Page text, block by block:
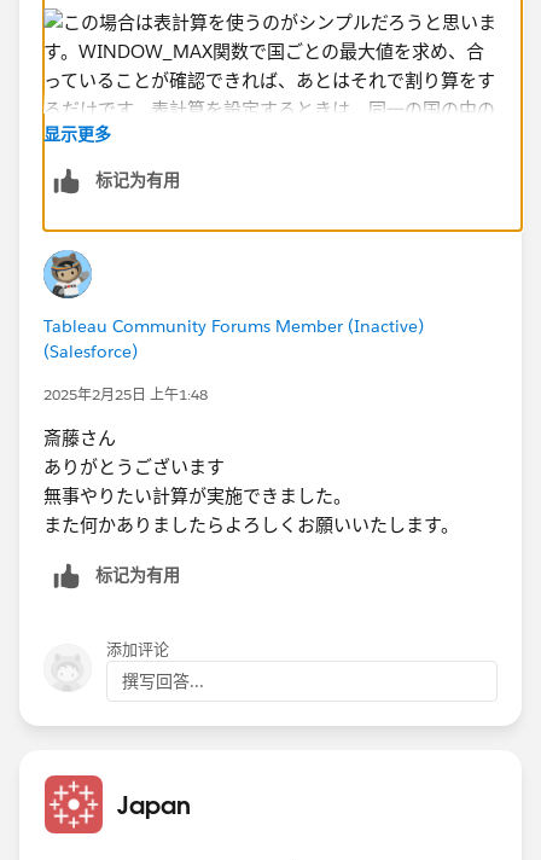
合っていることが確認できれば​、あとはそれで割り算を
するだけです。
るために、年に沿って計算する
显示更多
标记为有用
Tableau Community Forums Member (Inactive)
(Salesforce)
2025年2月25日 上午1:48
斎藤さん
ありがとうございます
無事やりたい計算が実施できました。
また何かありましたらよろしくお願いいたします。
标记为有用
添加评论
撰写回答...
Japan